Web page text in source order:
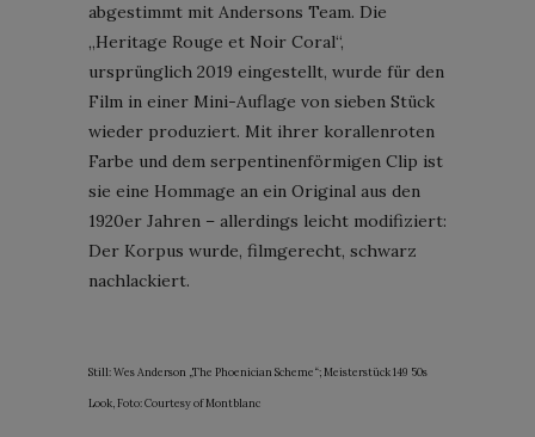
abgestimmt mit Andersons Team. Die
„Heritage Rouge et Noir Coral“,
ursprünglich 2019 eingestellt, wurde für den
Film in einer Mini-Auflage von sieben Stück
wieder produziert. Mit ihrer korallenroten
Farbe und dem serpentinenförmigen Clip ist
sie eine Hommage an ein Original aus den
1920er Jahren – allerdings leicht modifiziert:
Der Korpus wurde, filmgerecht, schwarz
nachlackiert.
Still: Wes Anderson „The Phoenician Scheme“; Meisterstück 149 50s
Look, Foto: Courtesy of Montblanc